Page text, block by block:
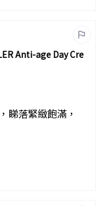
Anti-age Day Cre
睇落緊緻飽滿，